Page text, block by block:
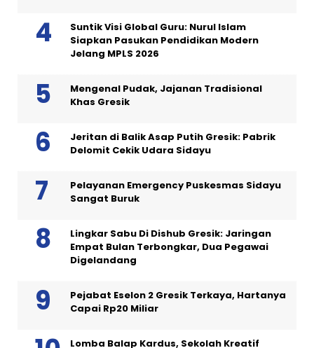
Suntik Visi Global Guru: Nurul Islam
Siapkan Pasukan Pendidikan Modern
Jelang MPLS 2026
Mengenal Pudak, Jajanan Tradisional
Khas Gresik
Jeritan di Balik Asap Putih Gresik: Pabrik
Delomit Cekik Udara Sidayu
Pelayanan Emergency Puskesmas Sidayu
Sangat Buruk
Lingkar Sabu Di Dishub Gresik: Jaringan
Empat Bulan Terbongkar, Dua Pegawai
Digelandang
Pejabat Eselon 2 Gresik Terkaya, Hartanya
Capai Rp20 Miliar
Lomba Balap Kardus, Sekolah Kreatif